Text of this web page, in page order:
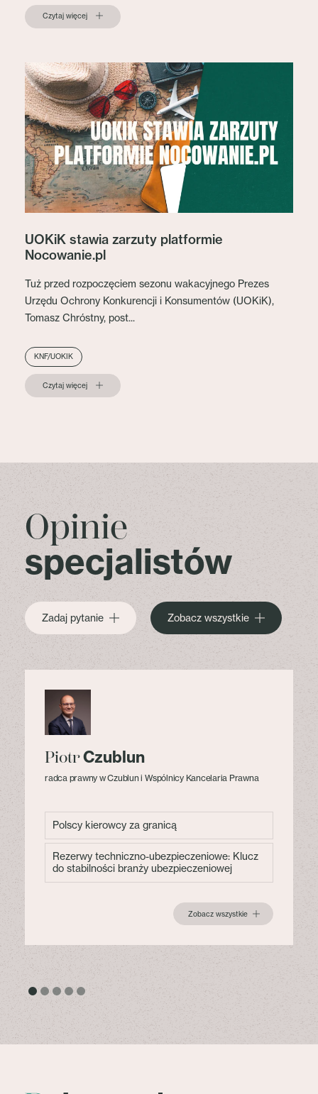
Czytaj więcej
UOKiK stawia zarzuty platformie
Nocowanie.pl
Tuż przed rozpoczęciem sezonu wakacyjnego Prezes
Urzędu Ochrony Konkurencji i Konsumentów (UOKiK),
Tomasz Chróstny, post...
KNF/UOKIK
Czytaj więcej
Opinie
specjalistów
Zadaj pytanie Zobacz wszystkie
PiotrCzublun
radca prawny w Czublun i Wspólnicy Kancelaria Prawna
Polscy kierowcy za granicą
Rezerwy techniczno-ubezpieczeniowe: Klucz
do stabilności branży ubezpieczeniowej
Zobacz wszystkie